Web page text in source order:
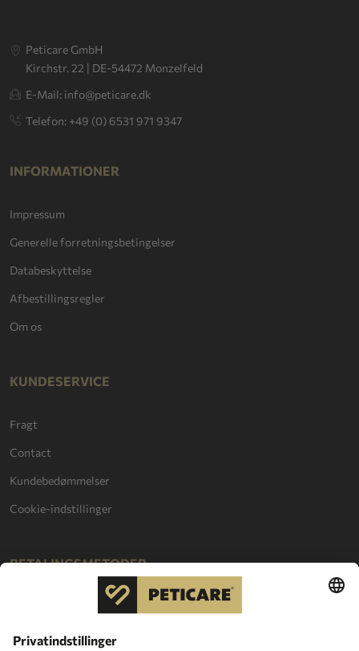
Peticare GmbH
Kirchstr. 22 | DE-54472 Monzelfeld
E-Mail: info@peticare.dk
Telefon: +49 (0) 6531 971 9347
INFORMATIONER
Impressum
Generelle forretningsbetingelser
Databeskyttelse
Afbestillingsregler
Om os
KUNDESERVICE
Fragt
Contact
Kundebedømmelser
Cookie-indstillinger
BETALINGSMETODER